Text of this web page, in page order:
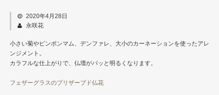
仏壇用仏花
榊（さかき）
2020年4月28日
永咲花
小さい菊やピンポンマム、デンファレ、大小のカーネーションを使ったアレ
ンジメント。
カラフルな仕上がりで、仏壇がパッと明るくなります。
フェザーグラスのプリザーブド仏花